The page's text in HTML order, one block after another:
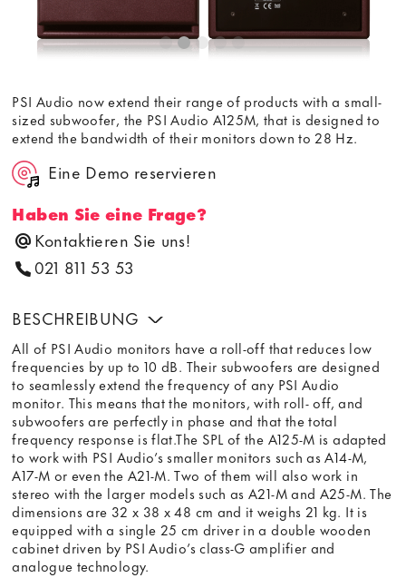
PSI Audio now extend their range of products with a small-
sized subwoofer, the PSI Audio A125M, that is designed to
extend the bandwidth of their monitors down to 28 Hz.
Eine Demo reservieren
Haben Sie eine Frage?
Kontaktieren Sie uns!
021 811 53 53
BESCHREIBUNG
All of PSI Audio monitors have a roll-off that reduces low
frequencies by up to 10 dB. Their subwoofers are designed
to seamlessly extend the frequency of any PSI Audio
monitor. This means that the monitors, with roll- off, and
subwoofers are perfectly in phase and that the total
frequency response is flat.The SPL of the A125-M is adapted
to work with PSI Audio’s smaller monitors such as A14-M,
A17-M or even the A21-M. Two of them will also work in
stereo with the larger models such as A21-M and A25-M. The
dimensions are 32 x 38 x 48 cm and it weighs 21 kg. It is
equipped with a single 25 cm driver in a double wooden
cabinet driven by PSI Audio’s class-G amplifier and
analogue technology.